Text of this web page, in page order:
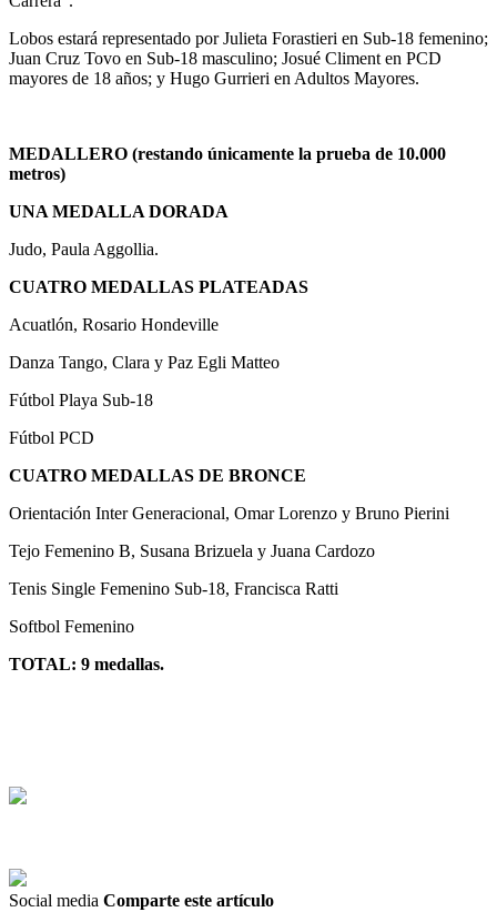
Lobos estará representado por Julieta Forastieri en Sub-18 femenino;
Juan Cruz Tovo en Sub-18 masculino; Josué Climent en PCD
mayores de 18 años; y Hugo Gurrieri en Adultos Mayores.
MEDALLERO (restando únicamente la prueba de 10.000
metros)
UNA MEDALLA DORADA
Judo, Paula Aggollia.
CUATRO MEDALLAS PLATEADAS
Acuatlón, Rosario Hondeville
Danza Tango, Clara y Paz Egli Matteo
Fútbol Playa Sub-18
Fútbol PCD
CUATRO MEDALLAS DE BRONCE
Orientación Inter Generacional, Omar Lorenzo y Bruno Pierini
Tejo Femenino B, Susana Brizuela y Juana Cardozo
Tenis Single Femenino Sub-18, Francisca Ratti
Softbol Femenino
TOTAL: 9 medallas.
Social media Comparte este artículo